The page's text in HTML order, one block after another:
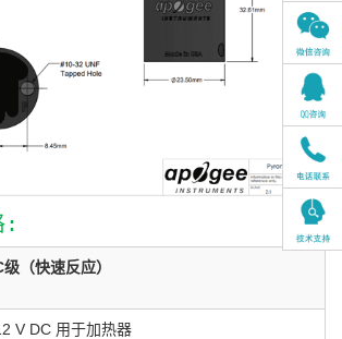
:
级（快速反应）
V DC 用于加热器